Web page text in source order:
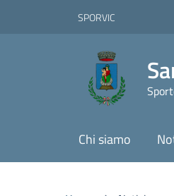
Skip to Main Content
SPORVIC
Chi siamo